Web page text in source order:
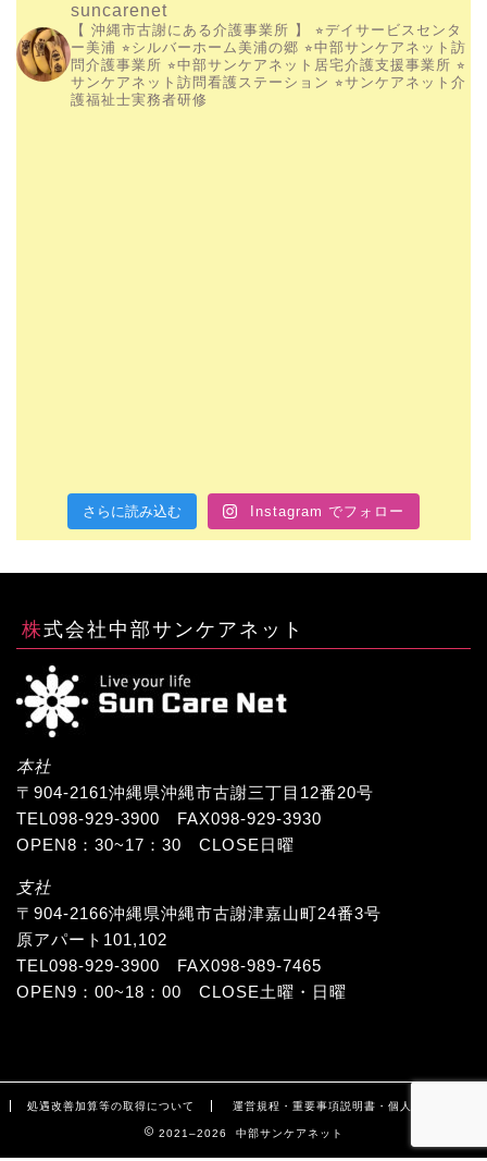
suncarenet
【 沖縄市古謝にある介護事業所 】
⭐︎デイサービスセンタ
ー美浦 ⭐︎シルバーホーム美浦の郷 ⭐︎中部サンケアネット訪
問介護事業所 ⭐︎中部サンケアネット居宅介護支援事業所 ⭐︎
サンケアネット訪問看護ステーション ⭐︎サンケアネット介
護福祉士実務者研修
さらに読み込む Instagram でフォロー
株式会社中部サンケアネット
本社
〒904-2161沖縄県沖縄市古謝三丁目12番20号
TEL098-929-3900 FAX098-929-3930
OPEN8：30~17：30 CLOSE日曜
支社
〒904-2166沖縄県沖縄市古謝津嘉山町24番3号
原アパート101,102
TEL098-929-3900 FAX098-989-7465
OPEN9：00~18：00 CLOSE土曜・日曜
処遇改善加算等の取得について 運営規程・重要事項説明書・個人情報保護
2021–2026 中部サンケアネット